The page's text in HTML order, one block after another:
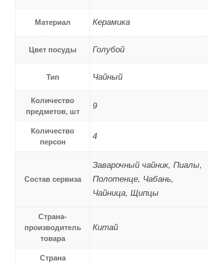
Материал Керамика
Цвет посуды Голубой
Тип Чайный
Количество
предметов, шт
9
Количество
персон
4
Состав сервиза
Заварочный чайник, Пиалы,
Полотенце, Чабань,
Чайница, Щипцы
Страна-
производитель
товара
Китай
Страна